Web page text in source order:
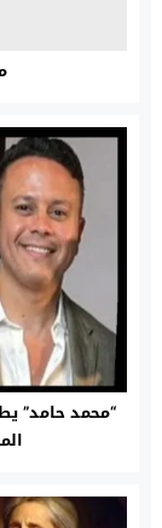
“محمد حامد”